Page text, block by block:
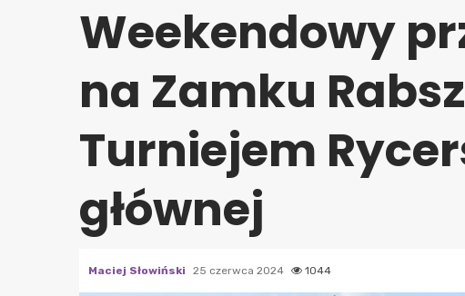
Weekendowy
na Zamku
Turniejem
głównej
Maciej Słowiński 25 czerwca 2024 1044